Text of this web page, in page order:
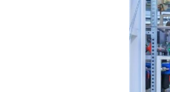
Guatehuevo: medio siglo
produciendo la proteína
más accesible para los
julio 2026